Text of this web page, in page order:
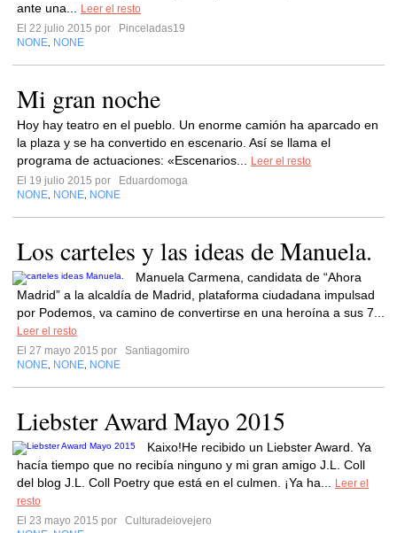
ante una...
Leer el resto
El 22 julio 2015 por
Pinceladas19
NONE NONE
Mi gran noche
Hoy hay teatro en el pueblo. Un enorme camión ha aparcado en
la plaza y se ha convertido en escenario. Así se llama el
programa de actuaciones: «Escenarios...
Leer el resto
El 19 julio 2015 por
Eduardomoga
NONE NONE NONE
Los carteles y las ideas de Manuela.
Manuela Carmena, candidata de “Ahora
Madrid” a la alcaldía de Madrid, plataforma ciudadana impulsad
por Podemos, va camino de convertirse en una heroína a sus 7...
Leer el resto
El 27 mayo 2015 por
Santiagomiro
NONE NONE NONE
Liebster Award Mayo 2015
Kaixo!He recibido un Liebster Award. Ya
hacía tiempo que no recibía ninguno y mi gran amigo J.L. Coll
del blog J.L. Coll Poetry que está en el culmen. ¡Ya ha...
Leer el
resto
El 23 mayo 2015 por
Culturadeiovejero